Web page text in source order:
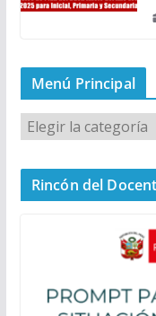
Menú Principal
M
e
n
Rincón del